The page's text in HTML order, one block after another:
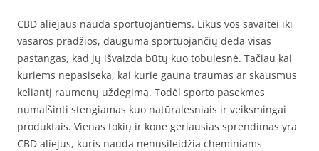
CBD aliejaus nauda sportuojantiems. Likus vos savaitei iki
vasaros pradžios, dauguma sportuojančių deda visas
pastangas, kad jų išvaizda būtų kuo tobulesnė. Tačiau kai
kuriems nepasiseka, kai kurie gauna traumas ar skausmus
keliantį raumenų uždegimą. Todėl sporto pasekmes
numalšinti stengiamas kuo natūralesniais ir veiksmingai
produktais. Vienas tokių ir kone geriausias sprendimas yra
CBD aliejus, kuris nauda nenusileidžia cheminiams